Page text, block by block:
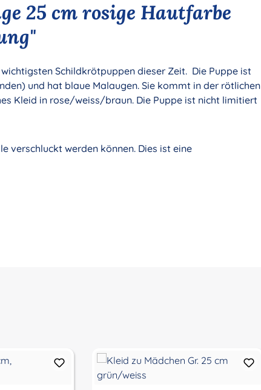
25 cm rosige Hautfarbe
Schildkrötpuppen dieser Zeit. Die Puppe ist
und hat blaue Malaugen. Sie kommt in der rötlichen
Kleid in rose/weiss/braun. Die Puppe ist nicht limitiert
verschluckt werden können. Dies ist eine